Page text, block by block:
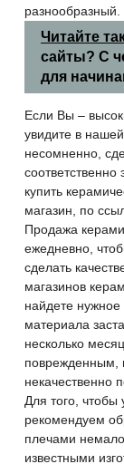
разнообразный.
Читайте
сайты? С
для
Если Вы –
увидите в
несомненно,
соответственно
купить
магазин, по
Продажа
ежедневно,
сделать
магазинов
найдете нужное
материала
несколько
поврежденным,
некачественно
Для того, чтобы
рекомендуем
плечами
известными